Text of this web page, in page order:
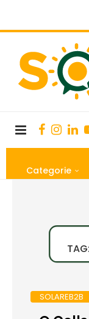
Categorie
TAG:
SOLAREB2B